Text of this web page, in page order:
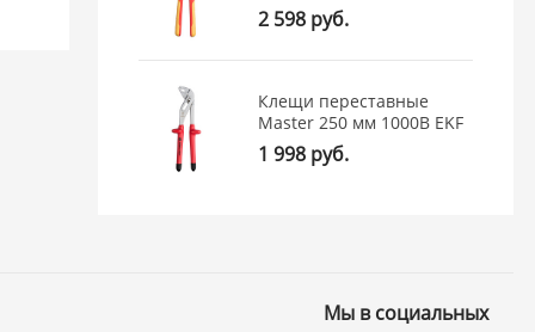
2 598 руб.
Клещи переставные
Master 250 мм 1000В EKF
1 998 руб.
Мы в социальных